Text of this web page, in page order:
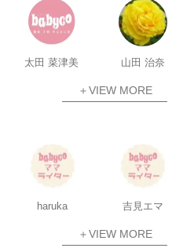
太田 菜津美 山田 治奈
＋VIEW MORE
haruka 吉見エマ
＋VIEW MORE